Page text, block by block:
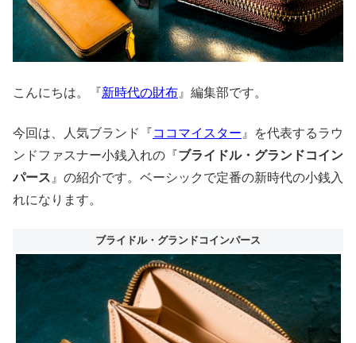
こんにちは。『新時代の財布 』編集部です。
今回は、人気ブランド『ココマイスター 』を代表するラウ
ンドファスナー小銭入れの『ブライドル・グランドコイン
パース 』の紹介です。ベーシックで定番の新時代の小銭入
れになります。
ブライドル・グランドコインパース